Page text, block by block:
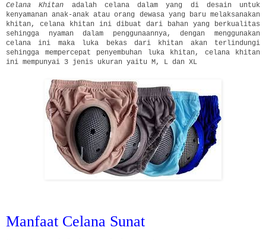
Celana Khitan adalah celana dalam yang di desain untuk
kenyamanan anak-anak atau orang dewasa yang baru melaksanakan
khitan, celana khitan ini dibuat dari bahan yang berkualitas
sehingga nyaman dalam penggunaannya, dengan menggunakan
celana ini maka luka bekas dari khitan akan terlindungi
sehingga mempercepat penyembuhan luka khitan, celana khitan
ini mempunyai 3 jenis ukuran yaitu M, L dan XL
Manfaat Celana Sunat